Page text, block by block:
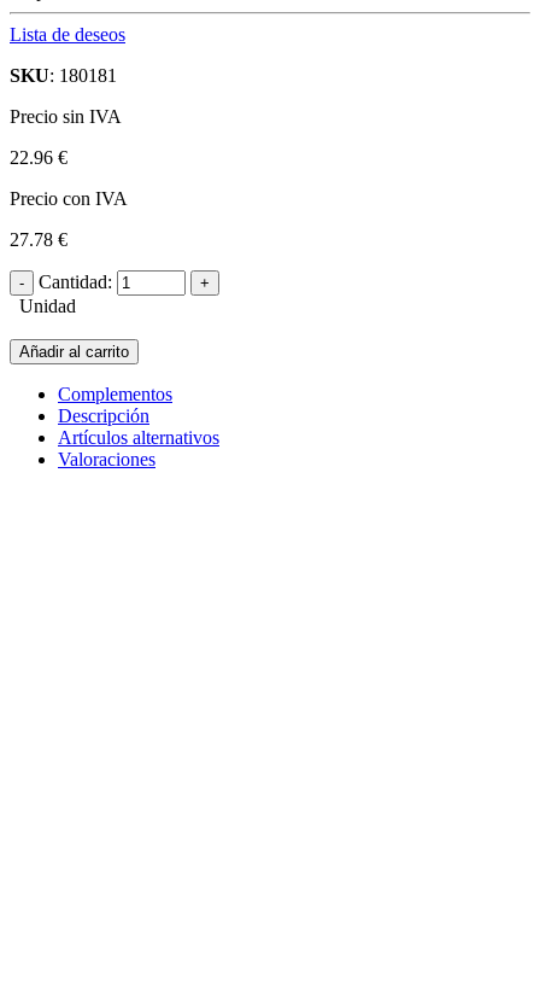
Lista de deseos
SKU: 180181
Precio sin IVA
22.96 €
Precio con IVA
27.78 €
Cantidad:
Unidad
Añadir al carrito
Complementos
Descripción
Artículos alternativos
Valoraciones